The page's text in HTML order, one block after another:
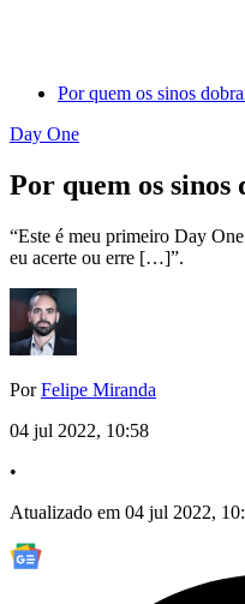
Por quem os sinos
Day One
Por quem os sinos
“Este é meu primeiro Day
eu acerte ou erre […]”.
PorFelipe Miranda
04 jul 2022, 10:58
•
Atualizado em 04 jul 2022,